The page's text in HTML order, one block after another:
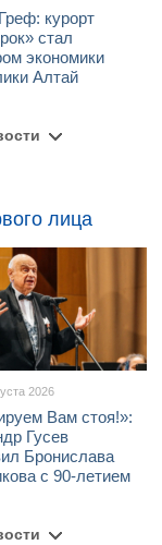
курорт
стал
экономики
Алтай
лица
2026
Вам стоя!»:
Гусев
Бронислава
с 90-летием